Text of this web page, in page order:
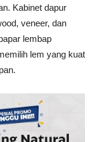
Kabinet dapur
veneer, dan
lembap
lem yang kuat